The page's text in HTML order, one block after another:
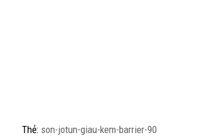
Thẻ: son-jotun-giau-kem-barrier-90